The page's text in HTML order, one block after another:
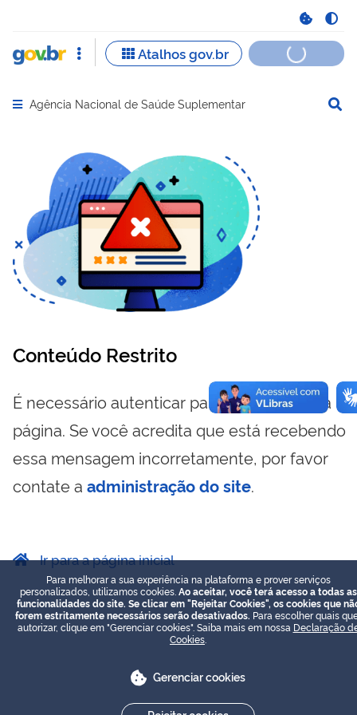
Abrir menu principal de navegação
Agência Nacional de Saúde Suplementar
Conteúdo Restrito
É necessário autenticar para visualizar essa
página. Se você acredita que está recebendo
essa mensagem incorretamente, por favor
contate a administração do site.
Ir para a página inicial
Para melhorar a sua experiência na plataforma e prover serviços
personalizados, utilizamos cookies. Ao aceitar, você terá acesso a todas as
funcionalidades do site. Se clicar em "Rejeitar Cookies", os cookies que
forem estritamente necessários serão desativados. Para escolher quais
autorizar, clique em "Gerenciar cookies". Saiba mais em nossa Declaração
Cookies
Gerenciar cookies